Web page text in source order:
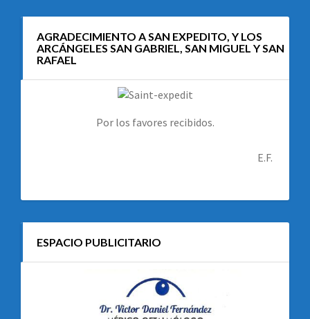
AGRADECIMIENTO A SAN EXPEDITO, Y LOS
ARCÁNGELES SAN GABRIEL, SAN MIGUEL Y SAN
RAFAEL
Por los favores recibidos.
E.F.
ESPACIO PUBLICITARIO